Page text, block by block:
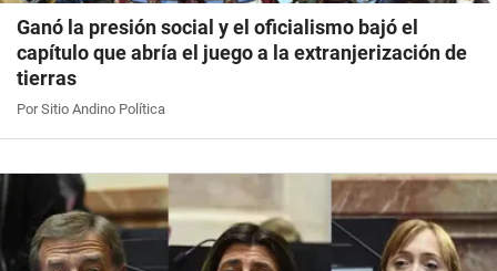
Ganó la presión social y el oficialismo bajó el
capítulo que abría el juego a la extranjerización de
tierras
Por Sitio Andino Política